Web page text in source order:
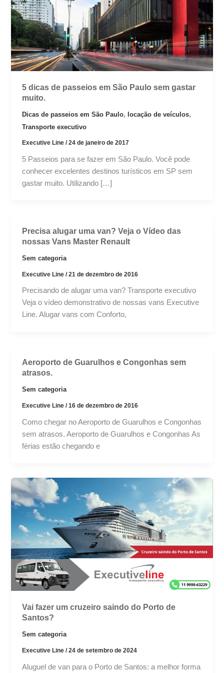
5 dicas de passeios em São Paulo sem gastar
muito.
Dicas de passeios em São Paulo, locação de veículos,
Transporte executivo
Executive Line/24 de janeiro de 2017
5 Passeios para se fazer em São Paulo. Você pode
conhecer excelentes destinos turísticos em SP sem
gastar muito. Utilizando […]
Precisa alugar uma van? Veja o Vídeo das
nossas Vans Master Renault
Sem categoria
Executive Line/21 de dezembro de 2016
Precisando de alugar uma van? Transporte executivo
Veja o vídeo demonstrativo de nossas vans Executive
Line. Alugar vans com Conforto,
Aeroporto de Guarulhos e Congonhas sem
atrasos.
Sem categoria
Executive Line/16 de dezembro de 2016
Como chegar no Aeroporto de Guarulhos e Congonhas
sem atrasos. Aeroporto de Guarulhos e Congonhas As
férias estão chegando e
Vai fazer um cruzeiro saindo do Porto de
Santos?
Sem categoria
Executive Line/24 de setembro de 2024
Aluguel de van para o Porto de Santos: a melhor forma